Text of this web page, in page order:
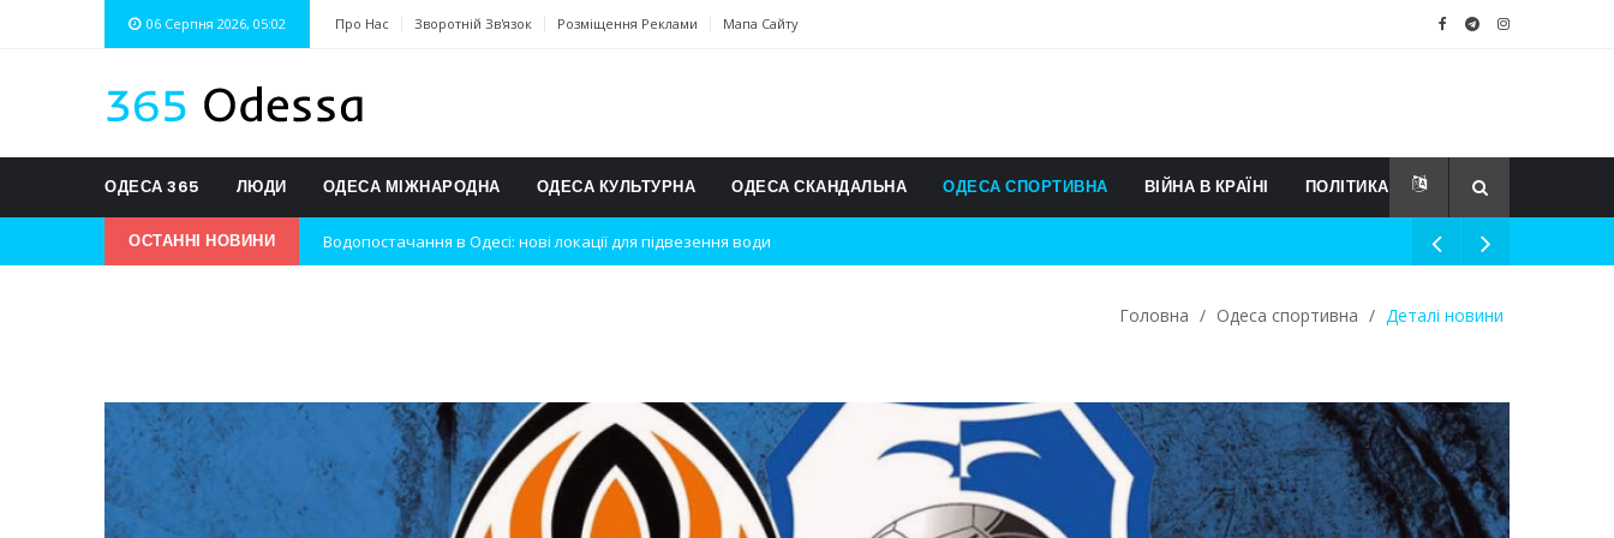
06 Серпня 2026, 05:02 Про Нас Зворотній Зв'язок Розміщення Реклами Мапа Сайту
ОДЕСА 365 ЛЮДИ ОДЕСА МІЖНАРОДНА ОДЕСА КУЛЬТУРНА ОДЕСА СКАНДАЛЬНА ОДЕСА СПОРТИВНА ВІЙНА В КРАЇНІ ПОЛІТИКА
ОСТАННІ НОВИНИ
Нічна атака на Одесу: наслідки вибухів
Новини з Зимової школи інсульту в Швейцарії
Інтеграція ветеранів в українське суспільство
Головна / Одеса спортивна / Деталі новини